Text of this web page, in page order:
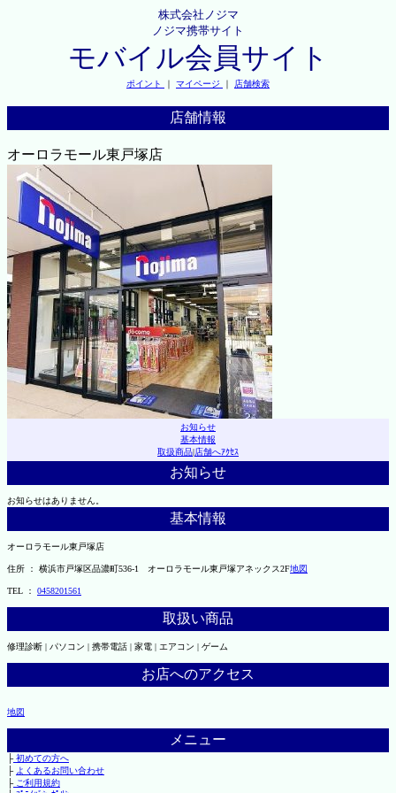
株式会社ノジマ
ノジマ携帯サイト
モバイル会員サイト
ポイント ｜ マイページ ｜ 店舗検索
店舗情報
オーロラモール東戸塚店
お知らせ
基本情報
取扱商品|店舗へｱｸｾｽ
お知らせ
お知らせはありません。
基本情報
オーロラモール東戸塚店
住所 ： 横浜市戸塚区品濃町536-1 オーロラモール東戸塚アネックス2F地図
TEL ： 0458201561
取扱い商品
修理診断 | パソコン | 携帯電話 | 家電 | エアコン | ゲーム
お店へのアクセス
地図
メニュー
├初めての方へ
├ よくあるお問い合わせ
├ご利用規約